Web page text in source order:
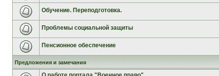
Обучение. Переподготовка.
Проблемы социальной защиты
Пенсионное обеспечение
Предложения и замечания